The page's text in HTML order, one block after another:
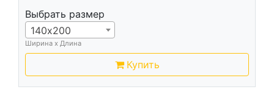
Выбрать размер
140х200
Ширина х Длина
Купить